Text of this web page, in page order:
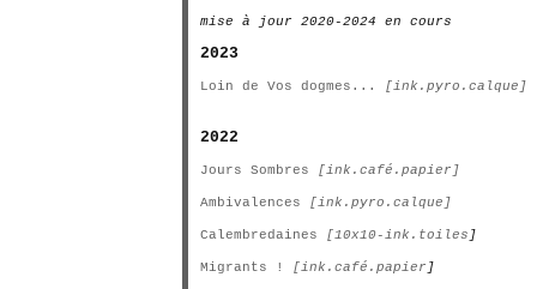
mise à jour 2020-2024 en cours
2023
Loin de Vos dogmes... [ink.pyro.calque]
2022
Jours Sombres [ink.café.papier]
Ambivalences [ink.pyro.calque]
Calembredaines [10x10-ink.toiles ]
Migrants ! [ink.café.papier ]